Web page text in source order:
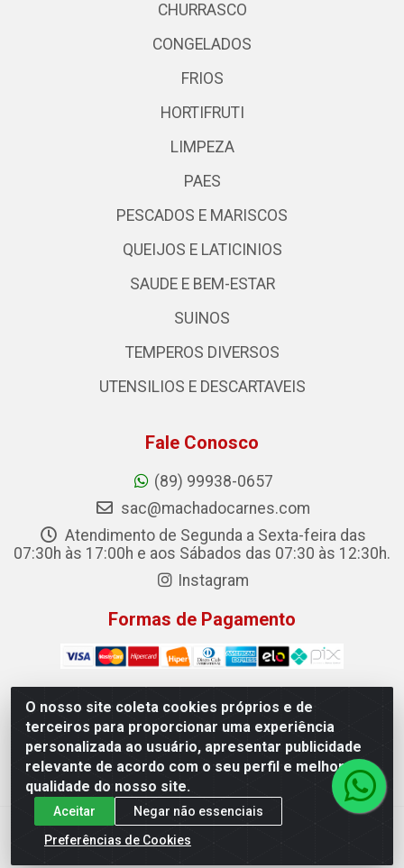
O nosso site coleta cookies próprios e de
terceiros para proporcionar uma experiência
personalizada ao usuário, apresentar publicidade
relevante de acordo com o seu perfil e melhorar a
qualidade do nosso site.
Aceitar
Negar não essenciais
Preferências de Cookies
CHURRASCO
CONGELADOS
FRIOS
HORTIFRUTI
LIMPEZA
PAES
PESCADOS E MARISCOS
QUEIJOS E LATICINIOS
SAUDE E BEM-ESTAR
SUINOS
TEMPEROS DIVERSOS
UTENSILIOS E DESCARTAVEIS
Fale Conosco
(89) 99938-0657
sac@machadocarnes.com
Atendimento de Segunda a Sexta-feira das
07:30h às 17:00h e aos Sábados das 07:30 às 12:30h.
Instagram
Formas de Pagamento
Machado Carnes Distribuidora de Alimentos LTDA -
Logradouro: Avenida Candido Aleixo, 148 - Centro - Oeiras/PI
- CEP 64.500-000 - 31.391.008/0001-50